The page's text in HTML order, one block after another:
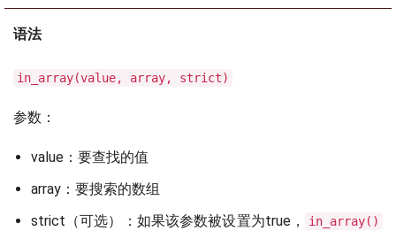
语法
in_array(value, array, strict)
参数：
value：要查找的值
array：要搜索的数组
strict（可选）：如果该参数被设置为true，
in_array()